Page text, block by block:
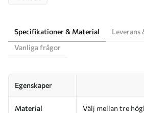
Specifikationer & Material
Leverans
Vanliga frågor
Egenskaper
Material
Välj mellan tre